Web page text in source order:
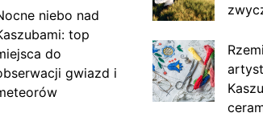
niebo nad
top
do
gwiazd i